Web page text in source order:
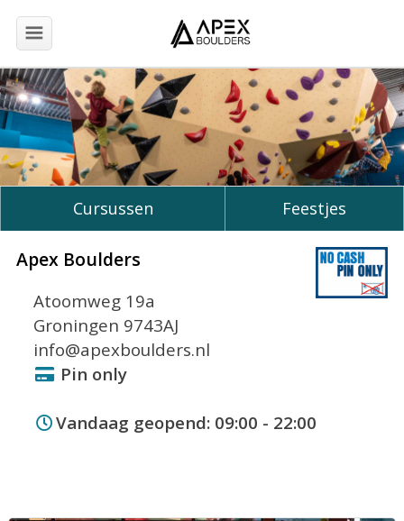
Eerste bezoek
Openingstijden
Cursussen & trainingen
Jeugd
Events
Cursussen Feestjes
Apex Boulders
Atoomweg 19a
Groningen 9743AJ
info@apexboulders.nl
Pin only
Vandaag geopend: 09:00 - 22:00